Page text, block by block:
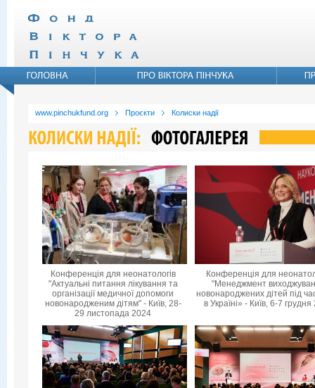
www.pinchukfund.org Проєкти Колиски надії
Конференція для неонатологів
"Актуальні питання лікування та
організації медичної допомоги
новонародженим дітям" - Київ, 28-
29 листопада 2024
Конференція для
"Менеджмент
новонароджених дітей під
в Україні» - Київ, 6-7